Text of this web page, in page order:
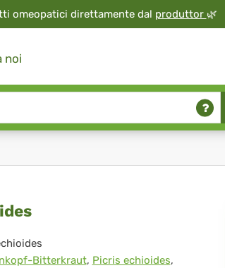
omeopatici direttamente dal produttor 🌿
noi
Bitterkraut, Picris echioides,